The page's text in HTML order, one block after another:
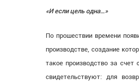
«И если цель одна…»
По прошествии времени
производстве, создание
такое производство за
свидетельствуют: для